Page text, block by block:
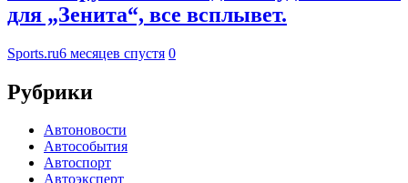
для „Зенита“, все всплывет.
Sports.ru6 месяцев спустя 0
Рубрики
Автоновости
Автособытия
Автоспорт
Автоэксперт